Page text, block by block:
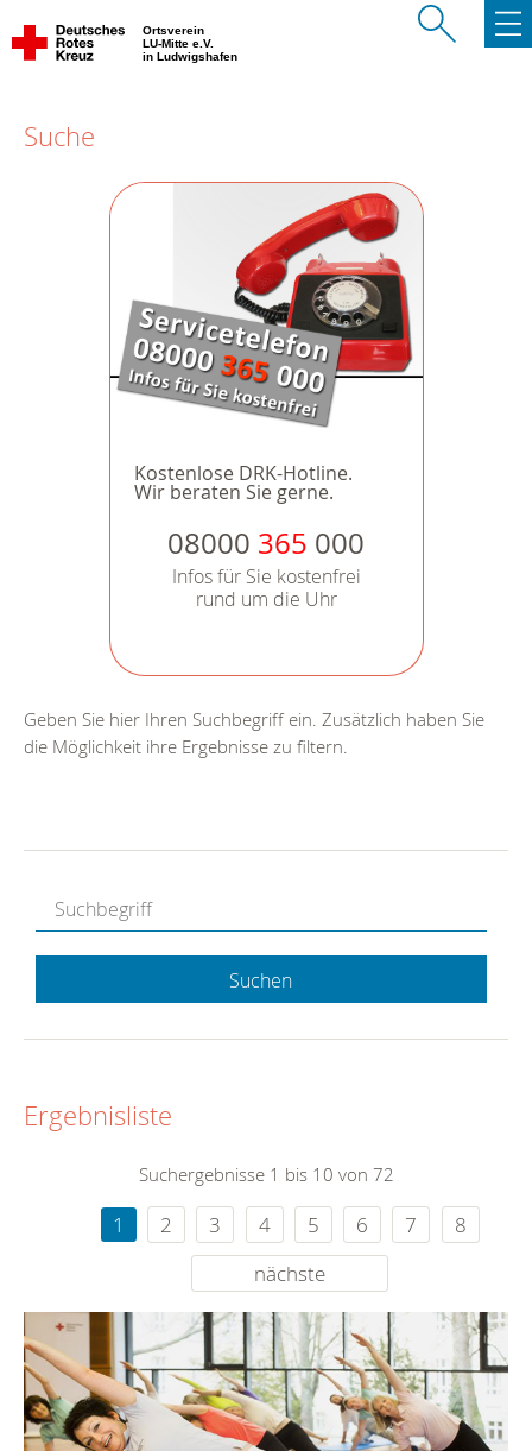
Ortsverein
LU-Mitte e.V.
in Ludwigshafen
Suche
Kostenlose DRK-Hotline.
Wir beraten Sie gerne.
08000 365 000
Infos für Sie kostenfrei
rund um die Uhr
Geben Sie hier Ihren Suchbegriff ein. Zusätzlich haben Sie
die Möglichkeit ihre Ergebnisse zu filtern.
Suchen
Ergebnisliste
Suchergebnisse 1 bis 10 von 72
1 2 3 4 5 6 7
8
nächste